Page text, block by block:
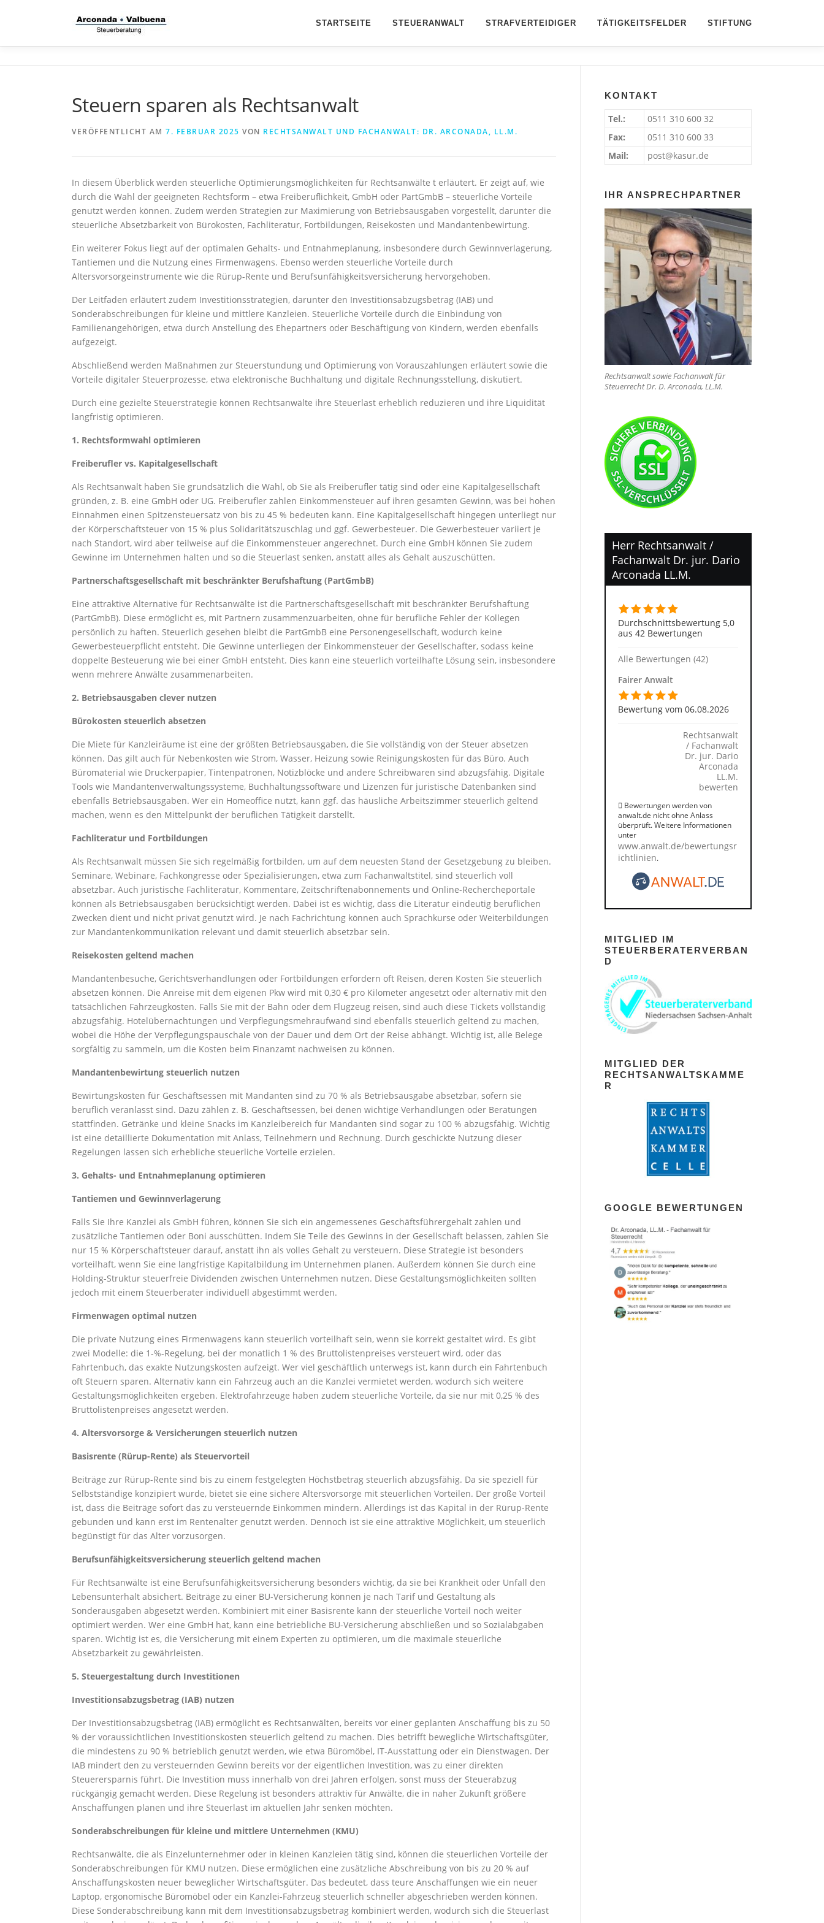
STARTSEITE STEUERANWALT STRAFVERTEIDIGER TÄTIGKEITSFELDER STIFTUNG
Steuern sparen als Rechtsanwalt
VERÖFFENTLICHT AM 7. FEBRUAR 2025 VON RECHTSANWALT UND FACHANWALT: DR. ARCONADA, LL.M.
In diesem Überblick werden steuerliche Optimierungsmöglichkeiten für Rechtsanwälte t erläutert. Er zeigt auf, wie
durch die Wahl der geeigneten Rechtsform – etwa Freiberuflichkeit, GmbH oder PartGmbB – steuerliche Vorteile
genutzt werden können. Zudem werden Strategien zur Maximierung von Betriebsausgaben vorgestellt, darunter die
steuerliche Absetzbarkeit von Bürokosten, Fachliteratur, Fortbildungen, Reisekosten und Mandantenbewirtung.
Ein weiterer Fokus liegt auf der optimalen Gehalts- und Entnahmeplanung, insbesondere durch Gewinnverlagerung,
Tantiemen und die Nutzung eines Firmenwagens. Ebenso werden steuerliche Vorteile durch
Altersvorsorgeinstrumente wie die Rürup-Rente und Berufsunfähigkeitsversicherung hervorgehoben.
Der Leitfaden erläutert zudem Investitionsstrategien, darunter den Investitionsabzugsbetrag (IAB) und
Sonderabschreibungen für kleine und mittlere Kanzleien. Steuerliche Vorteile durch die Einbindung von
Familienangehörigen, etwa durch Anstellung des Ehepartners oder Beschäftigung von Kindern, werden ebenfalls
aufgezeigt.
Abschließend werden Maßnahmen zur Steuerstundung und Optimierung von Vorauszahlungen erläutert sowie die
Vorteile digitaler Steuerprozesse, etwa elektronische Buchhaltung und digitale Rechnungsstellung, diskutiert.
Durch eine gezielte Steuerstrategie können Rechtsanwälte ihre Steuerlast erheblich reduzieren und ihre Liquidität
langfristig optimieren.
1. Rechtsformwahl optimieren
Freiberufler vs. Kapitalgesellschaft
Als Rechtsanwalt haben Sie grundsätzlich die Wahl, ob Sie als Freiberufler tätig sind oder eine Kapitalgesellschaft
gründen, z. B. eine GmbH oder UG. Freiberufler zahlen Einkommensteuer auf ihren gesamten Gewinn, was bei hohen
Einnahmen einen Spitzensteuersatz von bis zu 45 % bedeuten kann. Eine Kapitalgesellschaft hingegen unterliegt nur
der Körperschaftsteuer von 15 % plus Solidaritätszuschlag und ggf. Gewerbesteuer. Die Gewerbesteuer variiert je
nach Standort, wird aber teilweise auf die Einkommensteuer angerechnet. Durch eine GmbH können Sie zudem
Gewinne im Unternehmen halten und so die Steuerlast senken, anstatt alles als Gehalt auszuschütten.
Partnerschaftsgesellschaft mit beschränkter Berufshaftung (PartGmbB)
Eine attraktive Alternative für Rechtsanwälte ist die Partnerschaftsgesellschaft mit beschränkter Berufshaftung
(PartGmbB). Diese ermöglicht es, mit Partnern zusammenzuarbeiten, ohne für berufliche Fehler der Kollegen
persönlich zu haften. Steuerlich gesehen bleibt die PartGmbB eine Personengesellschaft, wodurch keine
Gewerbesteuerpflicht entsteht. Die Gewinne unterliegen der Einkommensteuer der Gesellschafter, sodass keine
doppelte Besteuerung wie bei einer GmbH entsteht. Dies kann eine steuerlich vorteilhafte Lösung sein, insbesondere
wenn mehrere Anwälte zusammenarbeiten.
2. Betriebsausgaben clever nutzen
Bürokosten steuerlich absetzen
Die Miete für Kanzleiräume ist eine der größten Betriebsausgaben, die Sie vollständig von der Steuer absetzen
können. Das gilt auch für Nebenkosten wie Strom, Wasser, Heizung sowie Reinigungskosten für das Büro. Auch
Büromaterial wie Druckerpapier, Tintenpatronen, Notizblöcke und andere Schreibwaren sind abzugsfähig. Digitale
Tools wie Mandantenverwaltungssysteme, Buchhaltungssoftware und Lizenzen für juristische Datenbanken sind
ebenfalls Betriebsausgaben. Wer ein Homeoffice nutzt, kann ggf. das häusliche Arbeitszimmer steuerlich geltend
machen, wenn es den Mittelpunkt der beruflichen Tätigkeit darstellt.
Fachliteratur und Fortbildungen
Als Rechtsanwalt müssen Sie sich regelmäßig fortbilden, um auf dem neuesten Stand der Gesetzgebung zu bleiben.
Seminare, Webinare, Fachkongresse oder Spezialisierungen, etwa zum Fachanwaltstitel, sind steuerlich voll
absetzbar. Auch juristische Fachliteratur, Kommentare, Zeitschriftenabonnements und Online-Rechercheportale
können als Betriebsausgaben berücksichtigt werden. Dabei ist es wichtig, dass die Literatur eindeutig beruflichen
Zwecken dient und nicht privat genutzt wird. Je nach Fachrichtung können auch Sprachkurse oder Weiterbildungen
zur Mandantenkommunikation relevant und damit steuerlich absetzbar sein.
Reisekosten geltend machen
Mandantenbesuche, Gerichtsverhandlungen oder Fortbildungen erfordern oft Reisen, deren Kosten Sie steuerlich
absetzen können. Die Anreise mit dem eigenen Pkw wird mit 0,30 € pro Kilometer angesetzt oder alternativ mit den
tatsächlichen Fahrzeugkosten. Falls Sie mit der Bahn oder dem Flugzeug reisen, sind auch diese Tickets vollständig
abzugsfähig. Hotelübernachtungen und Verpflegungsmehraufwand sind ebenfalls steuerlich geltend zu machen,
wobei die Höhe der Verpflegungspauschale von der Dauer und dem Ort der Reise abhängt. Wichtig ist, alle Belege
sorgfältig zu sammeln, um die Kosten beim Finanzamt nachweisen zu können.
Mandantenbewirtung steuerlich nutzen
Bewirtungskosten für Geschäftsessen mit Mandanten sind zu 70 % als Betriebsausgabe absetzbar, sofern sie
beruflich veranlasst sind. Dazu zählen z. B. Geschäftsessen, bei denen wichtige Verhandlungen oder Beratungen
stattfinden. Getränke und kleine Snacks im Kanzleibereich für Mandanten sind sogar zu 100 % abzugsfähig. Wichtig
ist eine detaillierte Dokumentation mit Anlass, Teilnehmern und Rechnung. Durch geschickte Nutzung dieser
Regelungen lassen sich erhebliche steuerliche Vorteile erzielen.
3. Gehalts- und Entnahmeplanung optimieren
Tantiemen und Gewinnverlagerung
Falls Sie Ihre Kanzlei als GmbH führen, können Sie sich ein angemessenes Geschäftsführergehalt zahlen und
zusätzliche Tantiemen oder Boni ausschütten. Indem Sie Teile des Gewinns in der Gesellschaft belassen, zahlen Sie
nur 15 % Körperschaftsteuer darauf, anstatt ihn als volles Gehalt zu versteuern. Diese Strategie ist besonders
vorteilhaft, wenn Sie eine langfristige Kapitalbildung im Unternehmen planen. Außerdem können Sie durch eine
Holding-Struktur steuerfreie Dividenden zwischen Unternehmen nutzen. Diese Gestaltungsmöglichkeiten sollten
jedoch mit einem Steuerberater individuell abgestimmt werden.
Firmenwagen optimal nutzen
Die private Nutzung eines Firmenwagens kann steuerlich vorteilhaft sein, wenn sie korrekt gestaltet wird. Es gibt
zwei Modelle: die 1-%-Regelung, bei der monatlich 1 % des Bruttolistenpreises versteuert wird, oder das
Fahrtenbuch, das exakte Nutzungskosten aufzeigt. Wer viel geschäftlich unterwegs ist, kann durch ein Fahrtenbuch
oft Steuern sparen. Alternativ kann ein Fahrzeug auch an die Kanzlei vermietet werden, wodurch sich weitere
Gestaltungsmöglichkeiten ergeben. Elektrofahrzeuge haben zudem steuerliche Vorteile, da sie nur mit 0,25 % des
Bruttolistenpreises angesetzt werden.
4. Altersvorsorge & Versicherungen steuerlich nutzen
Basisrente (Rürup-Rente) als Steuervorteil
Beiträge zur Rürup-Rente sind bis zu einem festgelegten Höchstbetrag steuerlich abzugsfähig. Da sie speziell für
Selbstständige konzipiert wurde, bietet sie eine sichere Altersvorsorge mit steuerlichen Vorteilen. Der große Vorteil
ist, dass die Beiträge sofort das zu versteuernde Einkommen mindern. Allerdings ist das Kapital in der Rürup-Rente
gebunden und kann erst im Rentenalter genutzt werden. Dennoch ist sie eine attraktive Möglichkeit, um steuerlich
begünstigt für das Alter vorzusorgen.
Berufsunfähigkeitsversicherung steuerlich geltend machen
Für Rechtsanwälte ist eine Berufsunfähigkeitsversicherung besonders wichtig, da sie bei Krankheit oder Unfall den
Lebensunterhalt absichert. Beiträge zu einer BU-Versicherung können je nach Tarif und Gestaltung als
Sonderausgaben abgesetzt werden. Kombiniert mit einer Basisrente kann der steuerliche Vorteil noch weiter
optimiert werden. Wer eine GmbH hat, kann eine betriebliche BU-Versicherung abschließen und so Sozialabgaben
sparen. Wichtig ist es, die Versicherung mit einem Experten zu optimieren, um die maximale steuerliche
Absetzbarkeit zu gewährleisten.
5. Steuergestaltung durch Investitionen
Investitionsabzugsbetrag (IAB) nutzen
Der Investitionsabzugsbetrag (IAB) ermöglicht es Rechtsanwälten, bereits vor einer geplanten Anschaffung bis zu 50
% der voraussichtlichen Investitionskosten steuerlich geltend zu machen. Dies betrifft bewegliche Wirtschaftsgüter,
die mindestens zu 90 % betrieblich genutzt werden, wie etwa Büromöbel, IT-Ausstattung oder ein Dienstwagen. Der
IAB mindert den zu versteuernden Gewinn bereits vor der eigentlichen Investition, was zu einer direkten
Steuerersparnis führt. Die Investition muss innerhalb von drei Jahren erfolgen, sonst muss der Steuerabzug
rückgängig gemacht werden. Diese Regelung ist besonders attraktiv für Anwälte, die in naher Zukunft größere
Anschaffungen planen und ihre Steuerlast im aktuellen Jahr senken möchten.
Sonderabschreibungen für kleine und mittlere Unternehmen (KMU)
Rechtsanwälte, die als Einzelunternehmer oder in kleinen Kanzleien tätig sind, können die steuerlichen Vorteile der
Sonderabschreibungen für KMU nutzen. Diese ermöglichen eine zusätzliche Abschreibung von bis zu 20 % auf
Anschaffungskosten neuer beweglicher Wirtschaftsgüter. Das bedeutet, dass teure Anschaffungen wie ein neuer
Laptop, ergonomische Büromöbel oder ein Kanzlei-Fahrzeug steuerlich schneller abgeschrieben werden können.
Diese Sonderabschreibung kann mit dem Investitionsabzugsbetrag kombiniert werden, wodurch sich die Steuerlast
KONTAKT
Tel.:
0511 310 600 32
Fax:
0511 310 600 33
Mail:
post@kasur.de
IHR ANSPRECHPARTNER
Rechtsanwalt sowie Fachanwalt für
Steuerrecht Dr. D. Arconada, LL.M.
Herr Rechtsanwalt /
Fachanwalt Dr. jur. Dario
Arconada LL.M.
Durchschnittsbewertung 5,0
aus 42 Bewertungen
Alle Bewertungen (42)
Fairer Anwalt
Bewertung vom 06.08.2026
Rechtsanwalt
/ Fachanwalt
Dr. jur. Dario
Arconada
LL.M.
bewerten
Bewertungen werden von
anwalt.de nicht ohne Anlass
überprüft. Weitere Informationen
unter
www.anwalt.de/bewertungsr
ichtlinien.
MITGLIED IM
STEUERBERATERVERBAN
D
MITGLIED DER
RECHTSANWALTSKAMME
R
GOOGLE BEWERTUNGEN